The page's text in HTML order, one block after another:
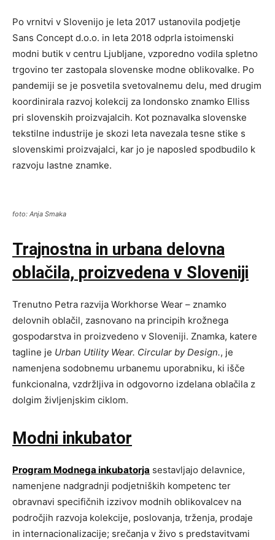
Po vrnitvi v Slovenijo je leta 2017 ustanovila podjetje
Sans Concept d.o.o. in leta 2018 odprla istoimenski
modni butik v centru Ljubljane, vzporedno vodila spletno
trgovino ter zastopala slovenske modne oblikovalke. Po
pandemiji se je posvetila svetovalnemu delu, med drugim
koordinirala razvoj kolekcij za londonsko znamko Elliss
pri slovenskih proizvajalcih. Kot poznavalka slovenske
tekstilne industrije je skozi leta navezala tesne stike s
slovenskimi proizvajalci, kar jo je naposled spodbudilo k
razvoju lastne znamke.
foto: Anja Smaka
Trajnostna in urbana delovna
oblačila, proizvedena v Sloveniji
Trenutno Petra razvija Workhorse Wear – znamko
delovnih oblačil, zasnovano na principih krožnega
gospodarstva in proizvedeno v Sloveniji. Znamka, katere
tagline je Urban Utility Wear. Circular by Design., je
namenjena sodobnemu urbanemu uporabniku, ki išče
funkcionalna, vzdržljiva in odgovorno izdelana oblačila z
dolgim življenjskim ciklom.
Modni inkubator
Program Modnega inkubatorja sestavljajo delavnice,
namenjene nadgradnji podjetniških kompetenc ter
obravnavi specifičnih izzivov modnih oblikovalcev na
področjih razvoja kolekcije, poslovanja, trženja, prodaje
in internacionalizacije; srečanja v živo s predstavitvami